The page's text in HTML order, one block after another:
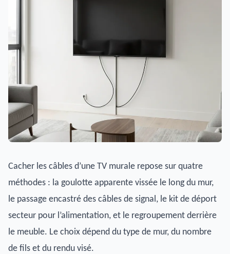
Cacher les câbles d’une TV murale repose sur quatre
méthodes : la goulotte apparente vissée le long du mur,
le passage encastré des câbles de signal, le kit de déport
secteur pour l’alimentation, et le regroupement derrière
le meuble. Le choix dépend du type de mur, du nombre
de fils et du rendu visé.